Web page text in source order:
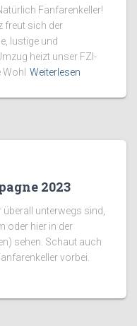
Fanfarenkeller!
freut sich der
lustige und
heizt unser FZI-
Weiterlesen
2023
unterwegs sind,
oder hier in der
sehen. Schaut auch
vorbei.